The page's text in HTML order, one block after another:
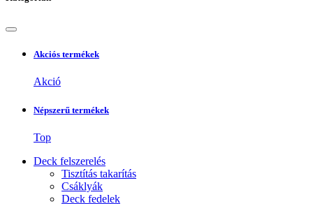
Akciós termékek
Akció
Népszerű termékek
Top
Deck felszerelés
Tisztítás takarítás
Csáklyák
Deck fedelek